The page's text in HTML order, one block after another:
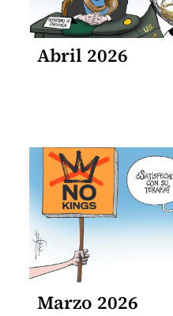
Abril 2026
Marzo 2026